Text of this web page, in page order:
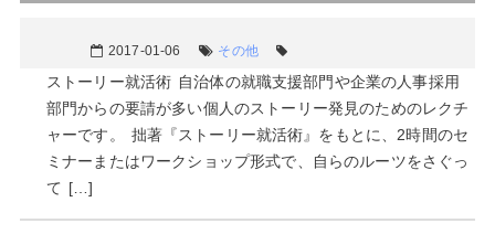
2017-01-06 その他
ストーリー就活術 自治体の就職支援部門や企業の人事採用
部門からの要請が多い個人のストーリー発見のためのレクチ
ャーです。 拙著『ストーリー就活術』をもとに、2時間のセ
ミナーまたはワークショップ形式で、自らのルーツをさぐっ
て […]